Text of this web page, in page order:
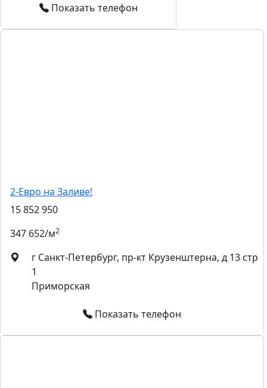
Показать телефон
2-Евро на Заливе!
15 852 950
347 652/м2
г Санкт-Петербург, пр-кт Крузенштерна, д 13 стр
1
Приморская
Показать телефон